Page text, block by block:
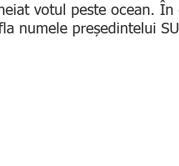
votul peste ocean. În
numele președintelui